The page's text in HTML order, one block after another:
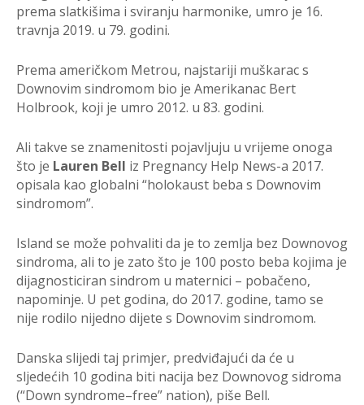
prema slatkišima i sviranju harmonike, umro je 16.
travnja 2019. u 79. godini.
Prema američkom Metrou, najstariji muškarac s
Downovim sindromom bio je Amerikanac Bert
Holbrook, koji je umro 2012. u 83. godini.
Ali takve se znamenitosti pojavljuju u vrijeme onoga
što je Lauren Bell iz Pregnancy Help News-a 2017.
opisala kao globalni “holokaust beba s Downovim
sindromom”.
Island se može pohvaliti da je to zemlja bez Downovog
sindroma, ali to je zato što je 100 posto beba kojima je
dijagnosticiran sindrom u maternici – pobačeno,
napominje. U pet godina, do 2017. godine, tamo se
nije rodilo nijedno dijete s Downovim sindromom.
Danska slijedi taj primjer, predviđajući da će u
sljedećih 10 godina biti nacija bez Downovog sidroma
(“Down syndrome–free” nation), piše Bell.